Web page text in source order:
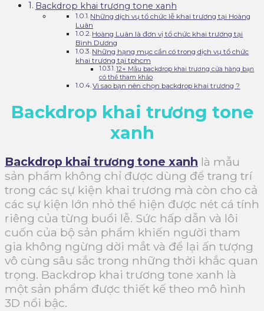
Backdrop khai trương tone xanh
Những dịch vụ tổ chức lễ khai trương tại Hoàng
Luân
Hoàng Luân là đơn vị tổ chức khai trương tại
Bình Dương
Những hạng mục cần có trong dịch vụ tổ chức
khai trương tại tphcm
12+ Mẫu backdrop khai trương cửa hàng bạn
có thể tham khảo
Vì sao bạn nên chọn backdrop khai trương ?
Backdrop khai trương tone
xanh
Backdrop khai trương tone xanh là mẫu
sản phẩm không chỉ được dùng để trang trí
trong các sự kiện khai trương mà còn cho cả
các sự kiện lớn nhỏ thể hiện được nét cá tính
riêng của từng buổi lễ. Sức hấp dẫn và lôi
cuốn của bộ sản phẩm khiến người tham
gia không ngừng dời mắt và để lại ấn tượng
vô cùng sâu sắc trong những thời khắc quan
trọng. Backdrop khai trương tone xanh là
một sản phẩm được thiết kế theo mô hình
3D nổi bậc.